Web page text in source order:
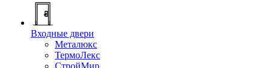
Входные двери
Металюкс
ТермоЛекс
СтройМир